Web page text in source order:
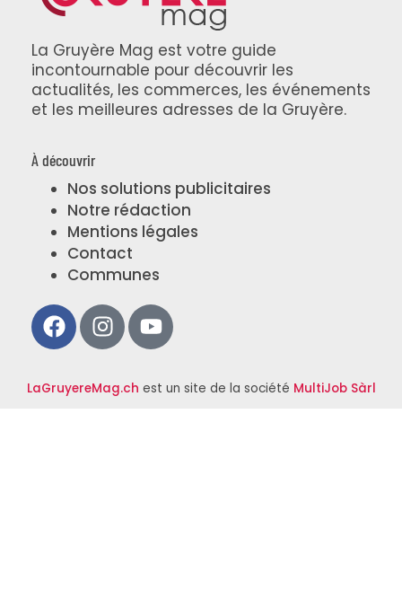
La Gruyère Mag est votre guide
incontournable pour découvrir les
actualités, les commerces, les événements
et les meilleures adresses de la Gruyère.
À découvrir
Nos solutions publicitaires
Notre rédaction
Mentions légales
Contact
Communes
LaGruyereMag.ch est un site de la société MultiJob Sàrl